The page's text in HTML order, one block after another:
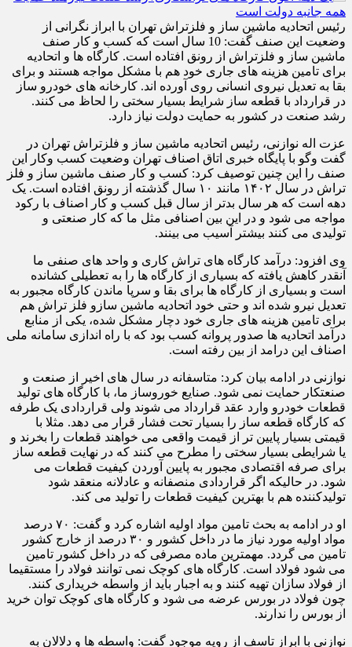
رئیس اتحادیه ماشین ساز و فلزتراش تهران با ابراز نگرانی از
وضعیت این صنف گفت: 10 سال است که کسب و کار صنف
ماشین ساز و فلزتراش از رونق افتاده است. کارگاه ها و اتحادیه
برای تامین هزینه های جاری خود هم با مشکل مواجه هستند و برای
بقا به تعدیل نیروی انسانی روی آورده اند. کارخانه های خودرو ساز
در قرارداد با قطعه ساز شرایط بسیار سختی را لحاظ می کنند.
رشد صنعت در کشور به حمایت دولت نیاز دارد.
عزت اله نوازنی، رئیس اتحادیه ماشین ساز و فلزتراش تهران در
گفت وگو با پایگاه خبری اتاق اصناف تهران وضعیت کسب وکار این
صنف را این چنین توصیف کرد: کسب و کار صنف ماشین ساز و فلز
تراش در سال ۱۴۰۲ مانند ۱۰ سال گذشته از رونق افتاده است. یک
دهه است که هر سال بدتر از سال قبل کسب و کار اصناف با رکود
مواجه می شود و در این بین اصنافی مثل ما که کار صنعتی و
تولیدی می کنند بیشتر آسیب می بینند.
وی افزود: درآمد کارگاه های تراش کاری و واحد های صنفی ما
آنقدر کاهش یافته که بسیاری از کارگاه ها را به تعطیلی کشانده
است و بسیاری از کارگاه ها برای بقا و سرپا ماندن کارگاه مجبور به
تعدیل نیرو شده اند و حتی خود اتحادیه ماشین سازو فلز تراش هم
برای تامین هزینه های جاری خود دچار مشکل شده، یکی از منابع
درآمد اتحادیه ها صدور پروانه کسب بود که با راه اندازی سامانه ملی
اصناف این درامد از بین رفته است.
نوازنی در ادامه بیان کرد: متاسفانه در سال های اخیر از صنعت و
صنعتکار حمایت نمی شود. صنایع خوروساز ما، با کارگاه های تولید
قطعات خودرو وارد عقد قرارداد می شوند ولی قراردادی یک طرفه
که کارگاه قطعه ساز را بسیار تحت فشار قرار می دهد. مثلا با
قیمتی بسیار پایین تر از قیمت واقعی می خواهند قطعات را بخرند و
یا شرایطی بسیار سختی را مطرح می کنند که در نهایت قطعه ساز
برای صرفه اقتصادی مجبور به پایین آوردن کیفیت قطعات می
شود. در حالیکه اگر قراردادی منصفانه و عادلانه منعقد شود
تولیدکننده هم با بهترین کیفیت قطعات را تولید می کند.
او در ادامه به بحث تامین مواد اولیه اشاره کرد و گفت: ۷۰ درصد
مواد اولیه مورد نیاز ما در داخل کشور و ۳۰ درصد از خارج کشور
تامین می گردد. مهمترین ماده مصرفی که در داخل کشور تامین
می شود فولاد است. کارگاه های کوچک نمی توانند فولاد را مستقیما
از فولاد سازان تهیه کنند و به اجبار باید از واسطه خریداری کنند.
چون فولاد در بورس عرضه می شود و کارگاه های کوچک توان خرید
از بورس را ندارند.
نوازنی با ابراز تاسف از رویه موجود گفت: واسطه ها و دلالان به